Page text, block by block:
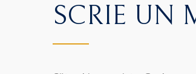
SCRIE UN